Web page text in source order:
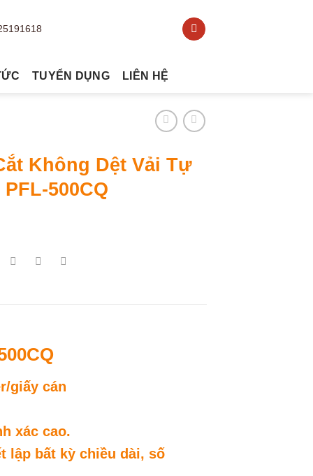
TUYỂN DỤNG LIÊN HỆ
Không Dệt Vải Tự
500CQ
giấy cán
xác cao.
lập bất kỳ chiều dài, số